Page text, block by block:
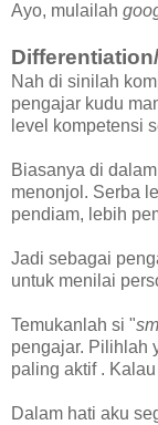
Ayo, mulailah
Nah di sinilah
pengajar kudu
level kompetensi
Biasanya di
menonjol. Serba
pendiam, lebih
Jadi sebagai
untuk menilai
Temukanlah si "
pengajar. Pilihlah
paling aktif .
Dalam hati aku